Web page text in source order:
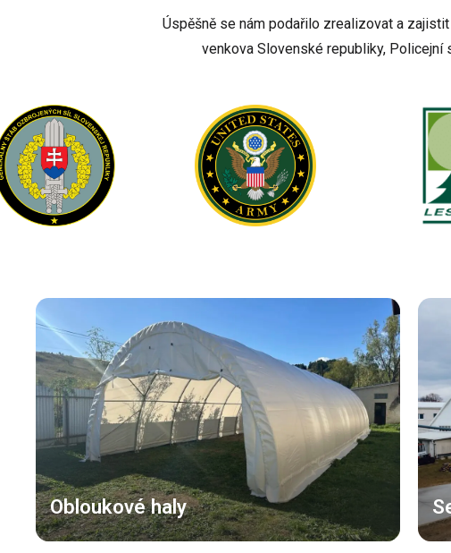
Úspěšně se nám podařilo zrealizovat a
venkova Slovenské republiky, Policejní
Obloukové haly